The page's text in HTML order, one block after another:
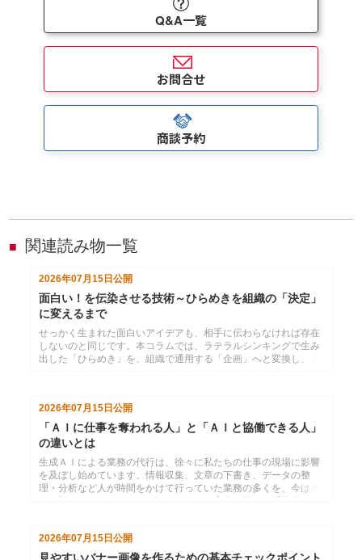
Q&A一覧
お問合せ
商談予約
■ 関連読み物一覧
2026年07月15日公開
面白い！を伝染させる技術～ひらめきを組織の「決定」
に変えるまで
せっかく生まれた面白いアイデアも、相手に伝わらなければ存在
しないのと同じです。本コラムでは、ラテラルシンキングで生み
出した「ひらめき」を、組織で通用する「企画」へと変換し、１
2026年07月15日 公開
「ＡＩに仕事を奪われる人」と「ＡＩと協働できる人」
の違いとは
生成ＡＩによる業務の代行は、徐々に私たちの仕事の現場に影響
を及ぼし始めています。情報収集、文章の下書き、データの整
理・分析など人が時間をかけて行っていた業務の多くを、今はＡ
と」を見極め、力を注ぐ姿勢が重要です。本コラムでは、必要な
視点と具体的に強化すべき３つのスキルについてお伝えします。
2026年07月15日公開